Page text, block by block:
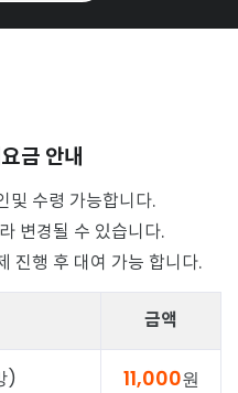
금 안내
및 수령 가능합니다.
변경될 수 있습니다.
진행 후 대여 가능 합니다.
금액
) 11,000원